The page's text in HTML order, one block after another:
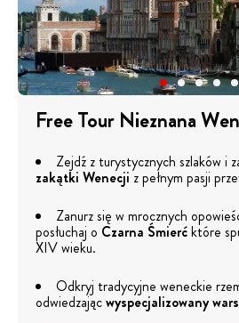
Free Tour Nieznana
Zejdź z turystycznych szlaków i
zakątki Wenecjiz pełnym pasji
Zanurz się w mrocznych
posłuchaj o Czarna Śmierćktóre
XIV wieku.
Odkryj tradycyjne weneckie
odwiedzającwyspecjalizowany